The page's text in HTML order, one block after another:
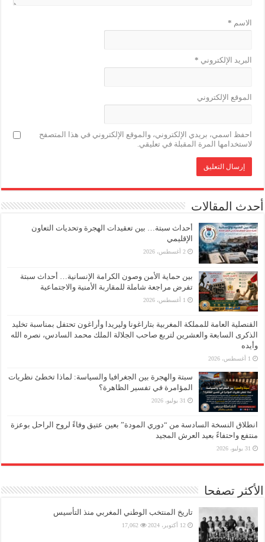
الاسم *
البريد الإلكتروني *
الموقع الإلكتروني
احفظ اسمي، بريدي الإلكتروني، والموقع الإلكتروني في هذا المتصفح
لاستخدامها المرة المقبلة في تعليقي.
أحدث المقالات
أحداث سبتة… بين تعقيدات الهجرة وتحديات التعاون
الإقليمي
2 أغسطس، 2026
بين حماية الأمن وصون الكرامة الإنسانية… أحداث سبتة
تفرض مراجعة شاملة للمقاربة الأمنية والاجتماعية
1 أغسطس، 2026
القنصلية العامة للمملكة المغربية بتاراغونا وليريدا وأراغون تحتفل بمناسبة تخليد
الذكرى السابعة والعشرين لتربع صاحب الجلالة الملك محمد السادس، نصره الله
وأيده
1 أغسطس، 2026
سبتة والهجرة بين الجغرافيا والسياسة: لماذا تخطئ نظريات
المؤامرة في تفسير الظاهرة؟
31 يوليو، 2026
انطلاق النسخة السادسة من “دوري المودة” بعين عتيق وفاءً لروح الراحل بوعزة
منتفع واحتفاءً بعيد العرش المجيد
31 يوليو، 2026
الأكثر تصفحا
تاريخ المنتخب الوطني المغربي منذ التأسيس
12 أكتوبر، 2024 17,062